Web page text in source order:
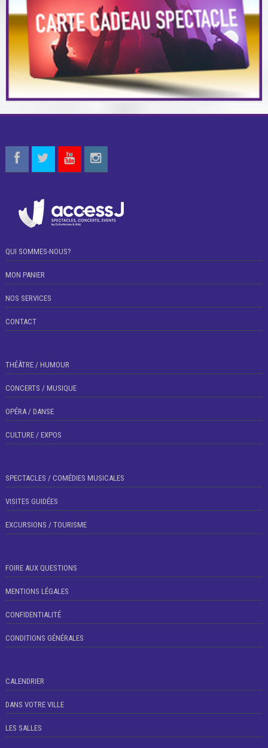
QUI SOMMES-NOUS?
MON PANIER
NOS SERVICES
CONTACT
THÉÂTRE / HUMOUR
CONCERTS / MUSIQUE
OPÉRA / DANSE
CULTURE / EXPOS
SPECTACLES / COMÉDIES MUSICALES
VISITES GUIDÉES
EXCURSIONS / TOURISME
FOIRE AUX QUESTIONS
MENTIONS LÉGALES
CONFIDENTIALITÉ
CONDITIONS GÉNÉRALES
CALENDRIER
DANS VOTRE VILLE
LES SALLES